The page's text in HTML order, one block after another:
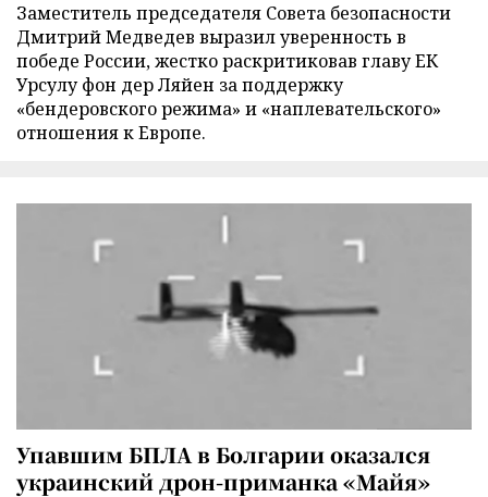
Заместитель председателя Совета безопасности
Дмитрий Медведев выразил уверенность в
победе России, жестко раскритиковав главу ЕК
Урсулу фон дер Ляйен за поддержку
«бендеровского режима» и «наплевательского»
отношения к Европе.
Упавшим БПЛА в Болгарии оказался
украинский дрон-приманка «Майя»